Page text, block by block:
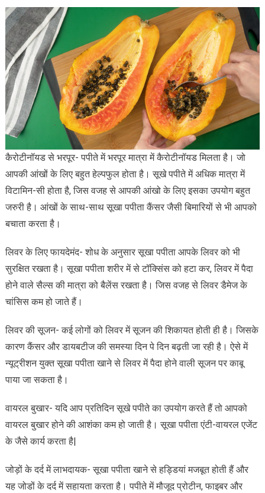
कैरोटीनॉयड से भरपूर- पपीते में भरपूर मात्रा में कैरोटीनॉयड मिलता है। जो
आपकी आंखों के लिए बहुत हेल्पफुल होता है। सूखे पपीते में अधिक मात्रा में
विटामिन-सी होता है, जिस वजह से आपकी आंखो के लिए इसका उपयोग बहुत
जरुरी है। आंखों के साथ-साथ सूखा पपीता कैंसर जैसी बिमारियों से भी आपको
बचाता करता है।
लिवर के लिए फायदेमंद- शोध के अनुसार सूखा पपीता आपके लिवर को भी
सुरक्षित रखता है। सूखा पपीता शरीर में से टॉक्सिंस को हटा कर, लिवर में पैदा
होने वाले सैल्स की मात्रा को बैलेंस रखता है। जिस वजह से लिवर डैमेज के
चांसिस कम हो जाते हैं।
लिवर की सूजन- कई लोगों को लिवर में सूजन की शिकायत होती ही है। जिसके
कारण कैंसर और डायबटीज की समस्या दिन पे दिन बढ़ती जा रही है। ऐसे में
न्यूट्रीशन युक्त सूखा पपीता खाने से लिवर में पैदा होने वाली सूजन पर काबू
पाया जा सकता है।
वायरल बुखार- यदि आप प्रतिदिन सूखे पपीते का उपयोग करते हैं तो आपको
वायरल बुखार होने की आशंका कम हो जाती है। सूखा पपीता एंटी-वायरल एजेंट
के जैसे कार्य करता है|
जोड़ों के दर्द में लाभदायक- सूखा पपीता खाने से हड्डियां मजबूत होती हैं और
यह जोडों के दर्द में सहायता करता है। पपीते में मौजूद प्रोटीन, फाइबर और